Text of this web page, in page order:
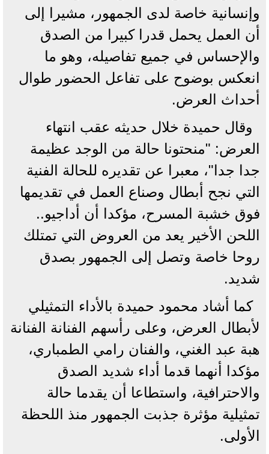
وإنسانية خاصة لدى الجمهور، مشيرا إلى
أن العمل يحمل قدرا كبيرا من الصدق
والإحساس في جميع تفاصيله، وهو ما
انعكس بوضوح على تفاعل الحضور طوال
أحداث العرض.
وقال حميدة خلال حديثه عقب انتهاء
العرض: "منحتونا حالة من الوجد عظيمة
جدا جدا"، معبرا عن تقديره للحالة الفنية
التي نجح أبطال وصناع العمل في تقديمها
فوق خشبة المسرح، مؤكدا أن أداجيو..
اللحن الأخير يعد من العروض التي تمتلك
روحا خاصة وتصل إلى الجمهور بصدق
شديد.
كما أشاد محمود حميدة بالأداء التمثيلي
لأبطال العرض، وعلى رأسهم الفنانة الفنانة
هبة عبد الغني، والفنان رامي الطمباري،
مؤكدا أنهما قدما أداء شديد الصدق
والاحترافية، واستطاعا أن يقدما حالة
تمثيلية مؤثرة جذبت الجمهور منذ اللحظة
الأولى.